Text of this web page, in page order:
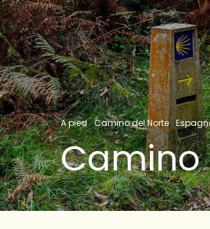
A pied Camino del Norte
Camino